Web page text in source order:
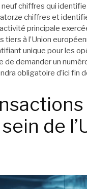
chiffres qui
chiffres et
principale
tiers à l’Union
unique pour les
demander un
obligatoire d’ici fin
de